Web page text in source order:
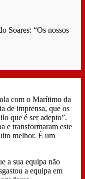
Soares: “Os nossos
com o Marítimo da
de imprensa, que os
que é ser adepto”.
e transformaram este
melhor. É um
a sua equipa não
a equipa em